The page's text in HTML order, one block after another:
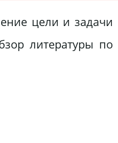
цели и задачи
литературы по